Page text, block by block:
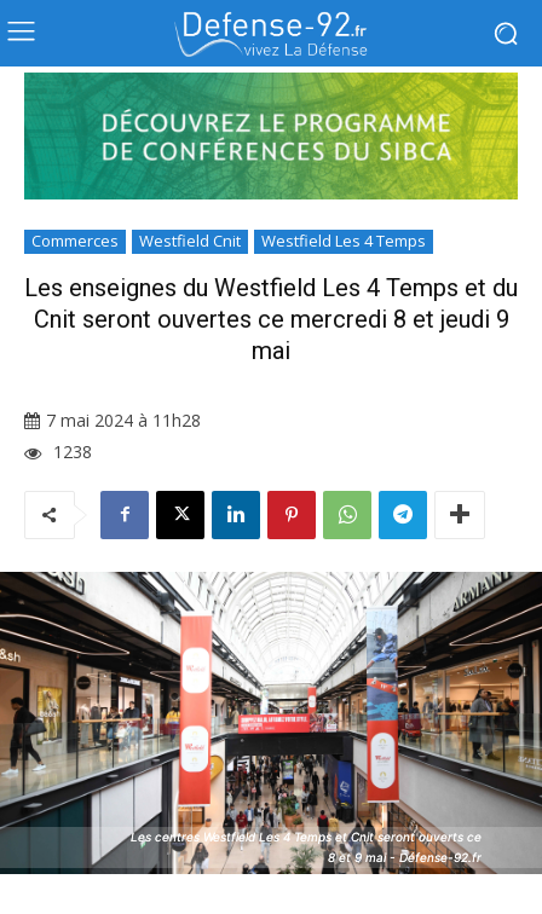
Commerces Westfield Cnit Westfield Les 4 Temps
Les enseignes du Westfield Les 4 Temps et du
Cnit seront ouvertes ce mercredi 8 et jeudi 9
mai
7 mai 2024 à 11h28
1238
Les centres Westfield Les 4 Temps et Cnit seront ouverts ce
8 et 9 mai - Défense-92.fr
Les centres Westfield Les 4 Temps et Cnit seront ouverts ce
8 et 9 mai - Défense-92.fr